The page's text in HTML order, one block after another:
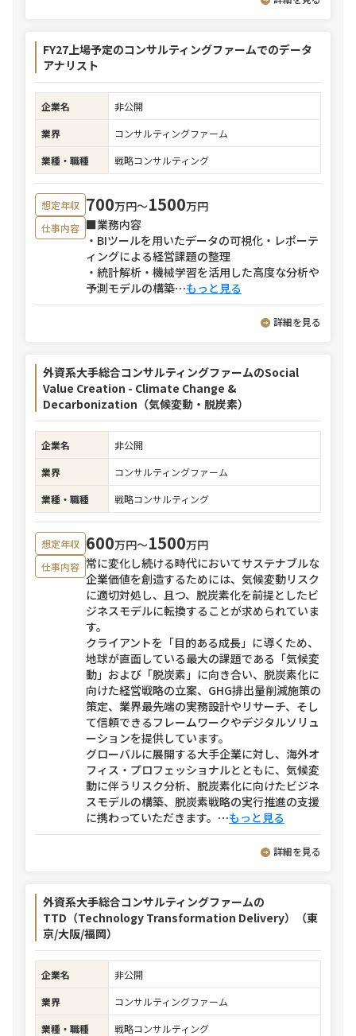
FY27上場予定のコンサルティングファームでのデータ
アナリスト
企業名
非公開
業界
コンサルティングファーム
業種・職種
戦略コンサルティング
想定年収 700万円〜1500万円
仕事内容 ■業務内容
・BIツールを用いたデータの可視化・レポーテ
ィングによる経営課題の整理
・統計解析・機械学習を活用した高度な分析や
予測モデルの構築⋯もっと見る
詳細を見る
外資系大手総合コンサルティングファームのSocial
Value Creation - Climate Change &
Decarbonization（気候変動・脱炭素）
企業名
非公開
業界
コンサルティングファーム
業種・職種
戦略コンサルティング
想定年収 600万円〜1500万円
仕事内容 常に変化し続ける時代においてサステナブルな
企業価値を創造するためには、気候変動リスク
に適切対処し、且つ、脱炭素化を前提としたビ
ジネスモデルに転換することが求められていま
す。
クライアントを「目的ある成長」に導くため、
地球が直面している最大の課題である「気候変
動」および「脱炭素」に向き合い、脱炭素化に
向けた経営戦略の立案、GHG排出量削減施策の
策定、業界最先端の実務設計やリサーチ、そし
て信頼できるフレームワークやデジタルソリュ
ーションを提供しています。
グローバルに展開する大手企業に対し、海外オ
フィス・プロフェッショナルとともに、気候変
動に伴うリスク分析、脱炭素化に向けたビジネ
スモデルの構築、脱炭素戦略の実行推進の支援
に携わっていただきます。 ⋯もっと見る
詳細を見る
外資系大手総合コンサルティングファームの
TTD（Technology Transformation Delivery）（東
京/大阪/福岡）
企業名
非公開
業界
コンサルティングファーム
業種・職種
戦略コンサルティング